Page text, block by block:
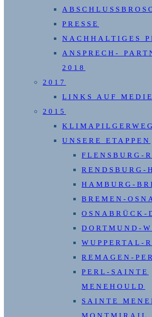
PRESSE
NACHHALTIGES
ANSPRECH-
2018
2017
LINKS AUF
2015
UNSERE ETAPPEN
FLENSBURG-
RENDSBURG-
HAMBURG-
BREMEN-
OSNABRÜCK-
DORTMUND-
WUPPERTAL-
REMAGEN-
PERL-SAINTE
MENEHOULD
SAINTE
MONTMIRAIL